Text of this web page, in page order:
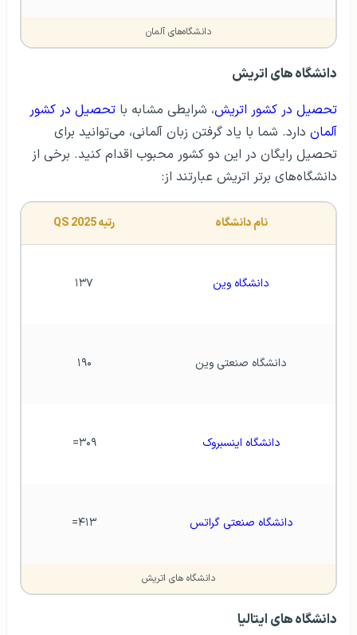
دانشگاه‌های آلمان
دانشگاه های اتریش
تحصیل در کشور اتریش، شرایطی مشابه با تحصیل در کشور
آلمان دارد. شما با یاد گرفتن زبان آلمانی، می‌توانید برای
تحصیل رایگان در این دو کشور محبوب اقدام کنید. برخی از
دانشگاه‌های برتر اتریش عبارتند از:
نام دانشگاه رتبه QS 2025
دانشگاه وین ۱۳۷
دانشگاه صنعتی وین ۱۹۰
دانشگاه اینسبروک ۳۰۹=
دانشگاه صنعتی گراتس ۴۱۳=
دانشگاه های اتریش
دانشگاه های ایتالیا